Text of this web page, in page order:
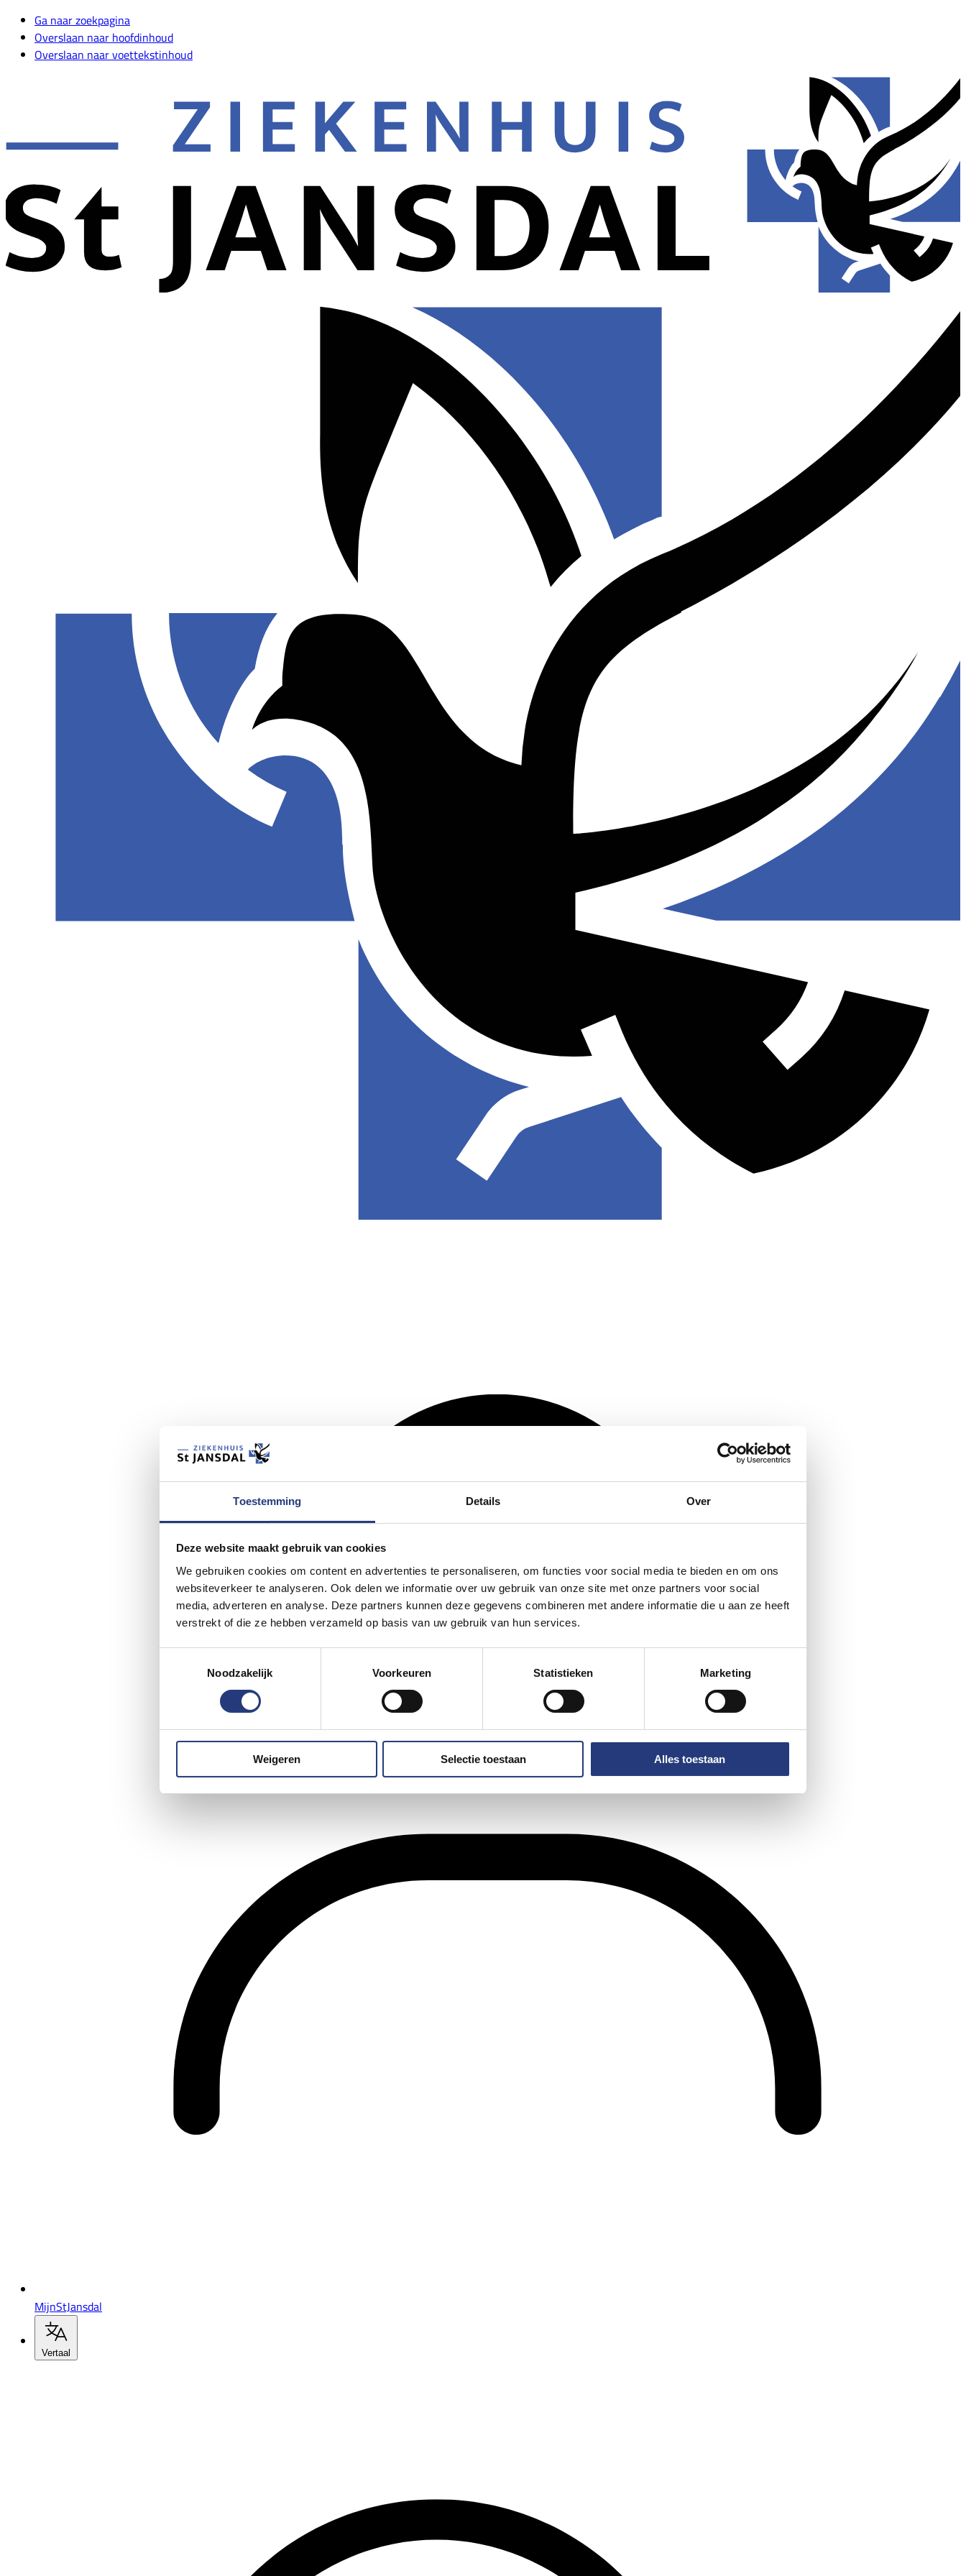
Toestemming Details Over
Deze website maakt gebruik van cookies
We gebruiken cookies om content en advertenties te personaliseren, om functies voor social media te bieden en om ons
websiteverkeer te analyseren. Ook delen we informatie over uw gebruik van onze site met onze partners voor social
media, adverteren en analyse. Deze partners kunnen deze gegevens combineren met andere informatie die u aan ze heeft
verstrekt of die ze hebben verzameld op basis van uw gebruik van hun services.
Noodzakelijk
Voorkeuren Statistieken Marketing
Weigeren Selectie toestaan Alles toestaan
Ga naar zoekpagina
Overslaan naar hoofdinhoud
Overslaan naar voettekstinhoud
MijnStJansdal
Vertaal